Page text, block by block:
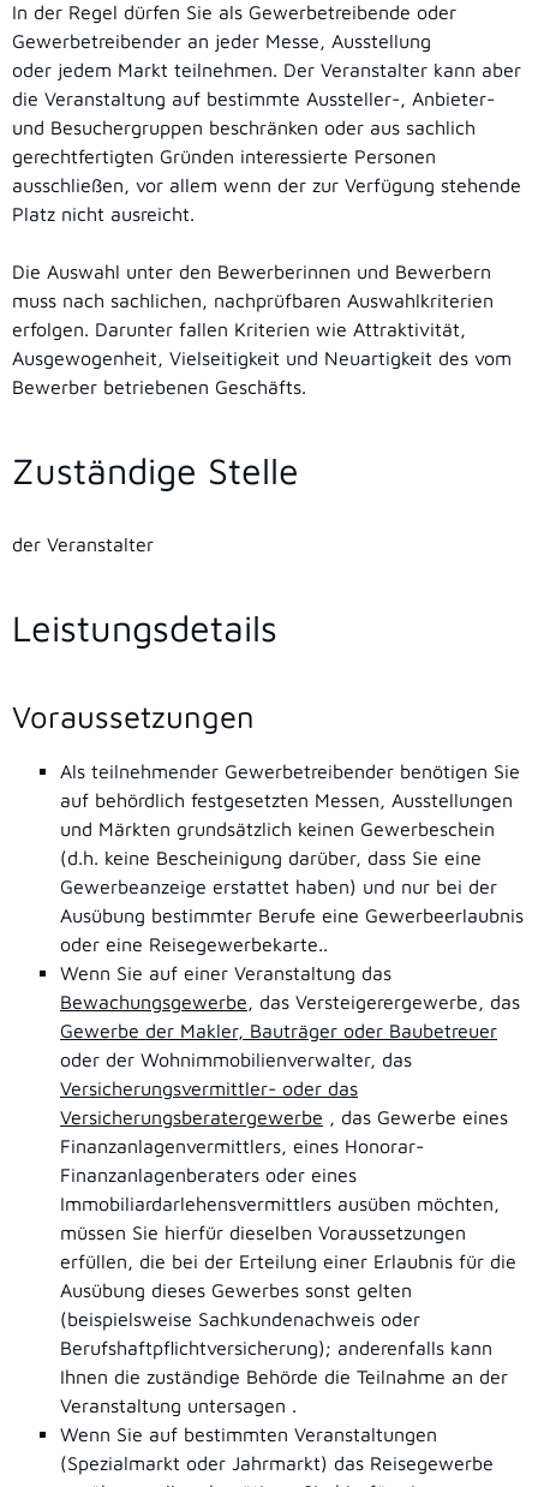
In der Regel dürfen Sie als Gewerbetreibende oder
Gewerbetreibender an jeder Messe, Ausstellung
oder jedem Markt teilnehmen. Der Veranstalter kann aber
die Veranstaltung auf bestimmte Aussteller-, Anbieter-
und Besuchergruppen beschränken oder aus sachlich
gerechtfertigten Gründen interessierte Personen
ausschließen, vor allem wenn der zur Verfügung stehende
Platz nicht ausreicht.
Die Auswahl unter den Bewerberinnen und Bewerbern
muss nach sachlichen, nachprüfbaren Auswahlkriterien
erfolgen. Darunter fallen Kriterien wie Attraktivität,
Ausgewogenheit, Vielseitigkeit und Neuartigkeit des vom
Bewerber betriebenen Geschäfts.
Zuständige Stelle
der Veranstalter
Leistungsdetails
Voraussetzungen
Als teilnehmender Gewerbetreibender benötigen Sie
auf behördlich festgesetzten Messen, Ausstellungen
und Märkten grundsätzlich keinen Gewerbeschein
(d.h. keine Bescheinigung darüber, dass Sie eine
Gewerbeanzeige erstattet haben) und nur bei der
Ausübung bestimmter Berufe eine Gewerbeerlaubnis
oder eine Reisegewerbekarte..
Wenn Sie auf einer Veranstaltung das
Bewachungsgewerbe, das Versteigerergewerbe, das
Gewerbe der Makler, Bauträger oder Baubetreuer
oder der Wohnimmobilienverwalter, das
Versicherungsvermittler- oder das
Versicherungsberatergewerbe , das Gewerbe eines
Finanzanlagenvermittlers, eines Honorar-
Finanzanlagenberaters oder eines
Immobiliardarlehensvermittlers ausüben möchten,
müssen Sie hierfür dieselben Voraussetzungen
erfüllen, die bei der Erteilung einer Erlaubnis für die
Ausübung dieses Gewerbes sonst gelten
(beispielsweise Sachkundenachweis oder
Berufshaftpflichtversicherung); anderenfalls kann
Ihnen die zuständige Behörde die Teilnahme an der
Veranstaltung untersagen .
Wenn Sie auf bestimmten Veranstaltungen
(Spezialmarkt oder Jahrmarkt) das Reisegewerbe